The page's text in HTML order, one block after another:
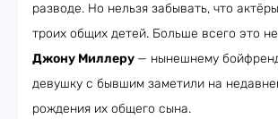
разводе. Но нельзя забывать, что
троих общих детей. Больше всего это
Джону Миллеру — нынешнему
девушку с бывшим заметили на
рождения их общего сына.